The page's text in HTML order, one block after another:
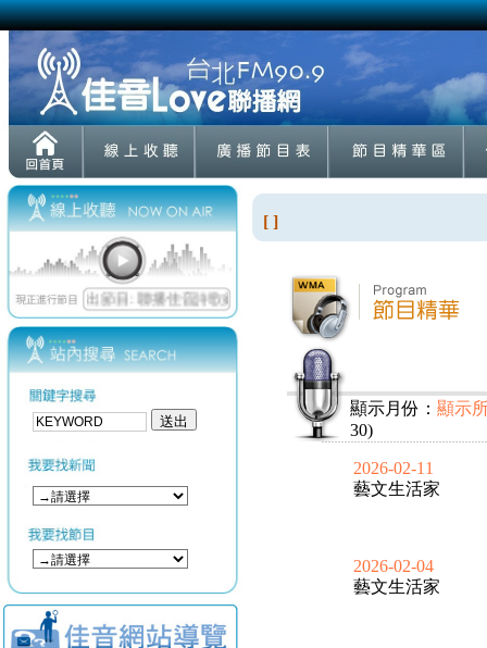
[ ]
顯示月份： 顯示
30)
2026-02-11
藝文生活家
2026-02-04
藝文生活家